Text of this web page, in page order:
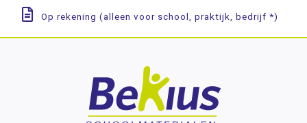
Op rekening (alleen voor school, praktijk, bedrijf *)